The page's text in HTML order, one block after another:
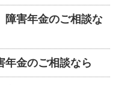
障害年金のご相談な
年金のご相談なら